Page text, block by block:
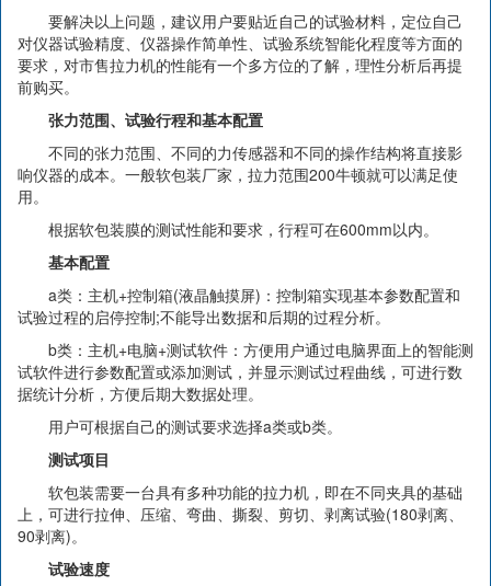
要解决以上问题，建议用户要贴近自己的试验材料，定位自己
对仪器试验精度、仪器操作简单性、试验系统智能化程度等方面的
要求，对市售拉力机的性能有一个多方位的了解，理性分析后再提
前购买。
张力范围、试验行程和基本配置
不同的张力范围、不同的力传感器和不同的操作结构将直接影
响仪器的成本。一般软包装厂家，拉力范围200牛顿就可以满足使
用。
根据软包装膜的测试性能和要求，行程可在600mm以内。
基本配置
a类：主机+控制箱(液晶触摸屏)：控制箱实现基本参数配置和
试验过程的启停控制;不能导出数据和后期的过程分析。
b类：主机+电脑+测试软件：方便用户通过电脑界面上的智能测
试软件进行参数配置或添加测试，并显示测试过程曲线，可进行数
据统计分析，方便后期大数据处理。
用户可根据自己的测试要求选择a类或b类。
测试项目
软包装需要一台具有多种功能的拉力机，即在不同夹具的基础
上，可进行拉伸、压缩、弯曲、撕裂、剪切、剥离试验(180剥离、
90剥离)。
试验速度